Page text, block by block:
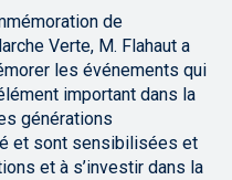
de
Verte, M. Flahaut a
les événements qui
important dans la
générations
et sont sensibilisées et
et à s’investir dans la